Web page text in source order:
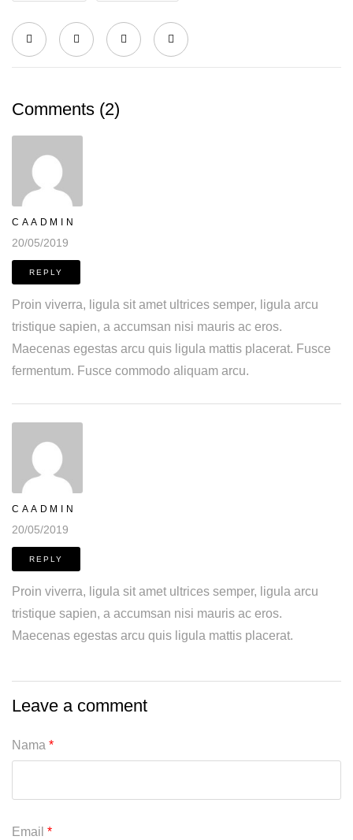
Comments (2)
CAADMIN
20/05/2019
REPLY
Proin viverra, ligula sit amet ultrices semper, ligula arcu
tristique sapien, a accumsan nisi mauris ac eros.
Maecenas egestas arcu quis ligula mattis placerat. Fusce
fermentum. Fusce commodo aliquam arcu.
CAADMIN
20/05/2019
REPLY
Proin viverra, ligula sit amet ultrices semper, ligula arcu
tristique sapien, a accumsan nisi mauris ac eros.
Maecenas egestas arcu quis ligula mattis placerat.
Leave a comment
Nama *
Email *